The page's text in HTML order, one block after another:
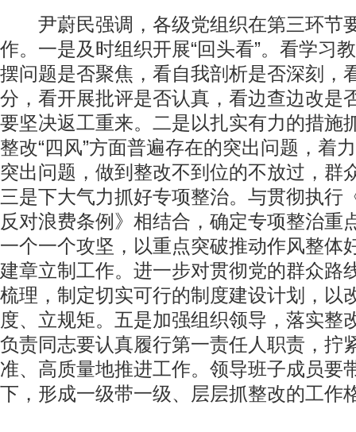
尹蔚民强调，各级党组织在第三环节
作。一是及时组织开展“回头看”。看学习
摆问题是否聚焦，看自我剖析是否深刻，
分，看开展批评是否认真，看边查边改是
要坚决返工重来。二是以扎实有力的措施
整改“四风”方面普遍存在的突出问题，着
突出问题，做到整改不到位的不放过，群
三是下大气力抓好专项整治。与贯彻执行
反对浪费条例》相结合，确定专项整治重
一个一个攻坚，以重点突破推动作风整体
建章立制工作。进一步对贯彻党的群众路
梳理，制定切实可行的制度建设计划，以
度、立规矩。五是加强组织领导，落实整
负责同志要认真履行第一责任人职责，拧
准、高质量地推进工作。领导班子成员要
下，形成一级带一级、层层抓整改的工作